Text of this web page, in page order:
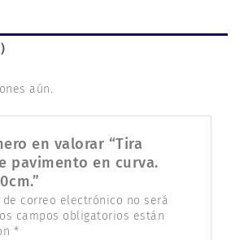
aún.
en valorar “Tira
pavimento en curva.
de correo electrónico no será
campos obligatorios están
*